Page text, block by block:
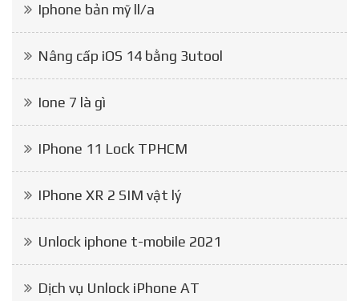
Iphone bản mỹ ll/a
Nâng cấp iOS 14 bằng 3utool
Ione 7 là gì
IPhone 11 Lock TPHCM
IPhone XR 2 SIM vật lý
Unlock iphone t-mobile 2021
Dịch vụ Unlock iPhone AT